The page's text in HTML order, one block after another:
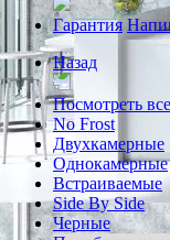
Гарантия
Назад
Посмотреть все
No Frost
Двухкамерные
Однокамерные
Встраиваемые
Side By Side
Черные